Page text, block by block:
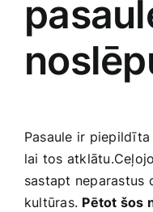
Pasaule ir
lai tos
sastapt neparastus
kultūras. Pētot šos